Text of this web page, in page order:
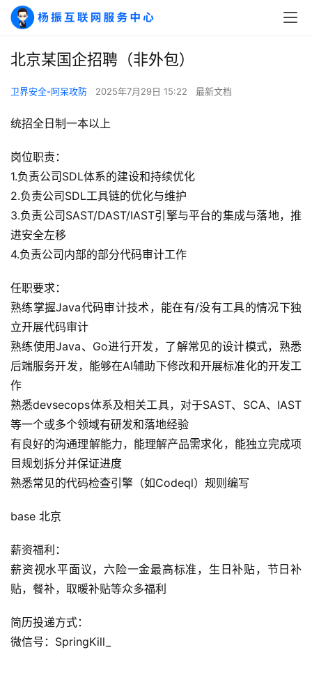
A
实
干
群
运
记
经
验
程
北京某国企招聘（非外包）
卫界安全-阿呆攻防 2025年7月29日 15:22 最新文档
统招全日制一本以上
岗位职责：
1.负责公司SDL体系的建设和持续优化
2.负责公司SDL工具链的优化与维护
3.负责公司SAST/DAST/IAST引擎与平台的集成与落地，推
进安全左移
4.负责公司内部的部分代码审计工作
任职要求：
熟练掌握Java代码审计技术，能在有/没有工具的情况下独
立开展代码审计
熟练使用Java、Go进行开发，了解常见的设计模式，熟悉
后端服务开发，能够在AI辅助下修改和开展标准化的开发工
作
熟悉devsecops体系及相关工具，对于SAST、SCA、IAST
等一个或多个领域有研发和落地经验
有良好的沟通理解能力，能理解产品需求化，能独立完成项
目规划拆分并保证进度
熟悉常见的代码检查引擎（如Codeql）规则编写
base 北京
薪资福利：
薪资视水平面议，六险一金最高标准，生日补贴，节日补
贴，餐补，取暖补贴等众多福利
简历投递方式：
微信号：SpringKill_